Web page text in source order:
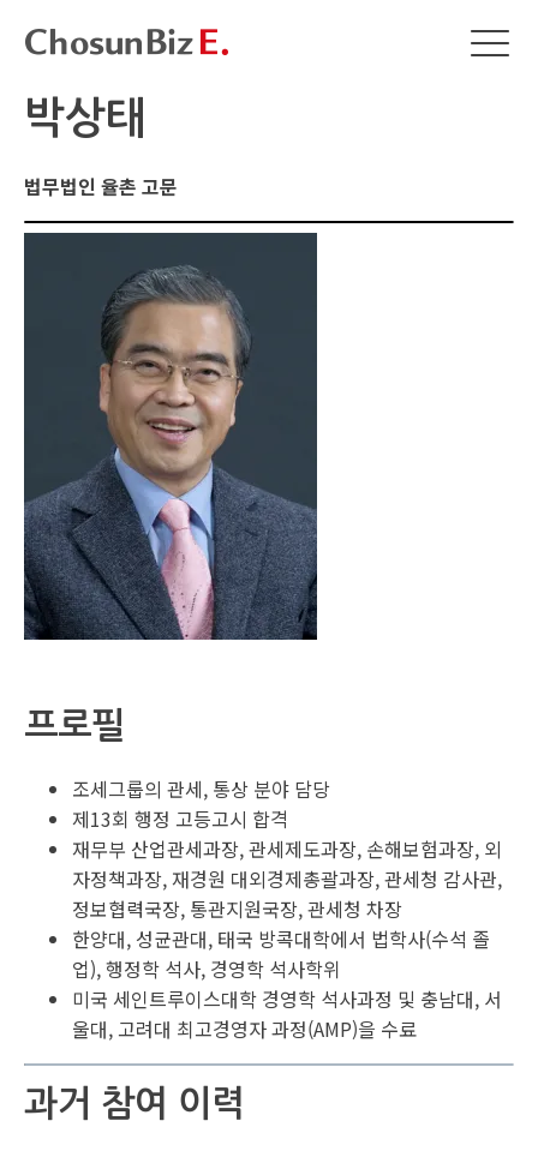
박상태
법무법인 율촌 고문
프로필
조세그룹의 관세, 통상 분야 담당
제13회 행정 고등고시 합격
재무부 산업관세과장, 관세제도과장, 손해보험과장, 외
자정책과장, 재경원 대외경제총괄과장, 관세청 감사관,
정보협력국장, 통관지원국장, 관세청 차장
한양대, 성균관대, 태국 방콕대학에서 법학사(수석 졸
업), 행정학 석사, 경영학 석사학위
미국 세인트루이스대학 경영학 석사과정 및 충남대, 서
울대, 고려대 최고경영자 과정(AMP)을 수료
과거 참여 이력